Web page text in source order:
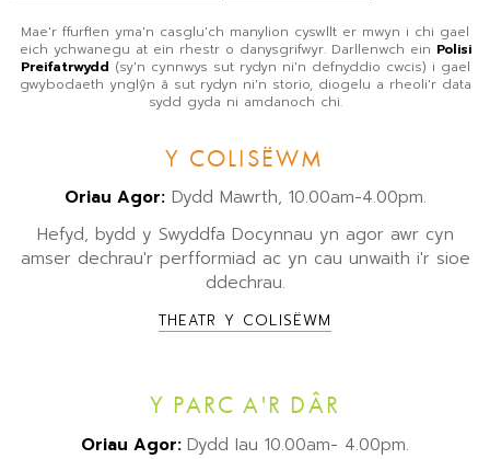
Mae'r ffurflen yma'n casglu'ch manylion cyswllt er mwyn i chi gael
eich ychwanegu at ein rhestr o danysgrifwyr. Darllenwch ein Polisi
Preifatrwydd (sy'n cynnwys sut rydyn ni'n defnyddio cwcis) i gael
gwybodaeth ynglŷn â sut rydyn ni'n storio, diogelu a rheoli'r data
sydd gyda ni amdanoch chi.
Y COLISËWM
Oriau Agor:Dydd Mawrth, 10.00am-4.00pm.
Hefyd, bydd y Swyddfa Docynnau yn agor awr cyn
amser dechrau'r perfformiad ac yn cau unwaith i'r sioe
ddechrau.
THEATR Y COLISËWM
Y PARC A'R DÂR
Oriau Agor: Dydd Iau 10.00am- 4.00pm.